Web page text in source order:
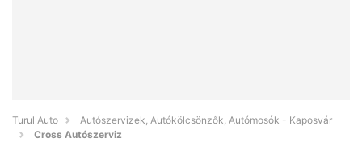
Turul Auto
Autószervizek, Autókölcsönzők, Autómosók - Kaposvár
Cross Autószerviz